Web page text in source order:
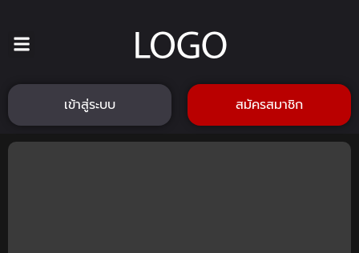
เข้าสู่ระบบ สมัครสมาชิก